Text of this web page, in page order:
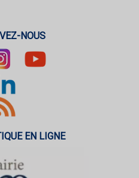
NOUS
EN LIGNE